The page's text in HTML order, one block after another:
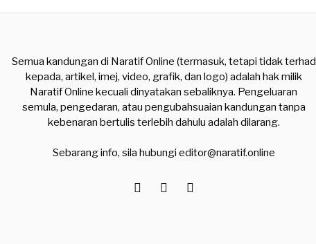
Semua kandungan di Naratif Online (termasuk, tetapi tidak terhad
kepada, artikel, imej, video, grafik, dan logo) adalah hak milik
Naratif Online kecuali dinyatakan sebaliknya. Pengeluaran
semula, pengedaran, atau pengubahsuaian kandungan tanpa
kebenaran bertulis terlebih dahulu adalah dilarang.
Sebarang info, sila hubungi editor@naratif.online